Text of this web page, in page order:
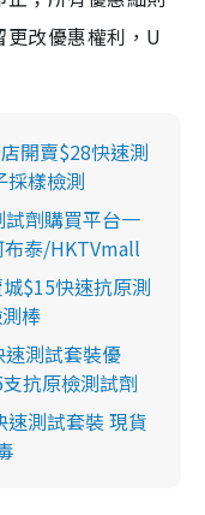
改優惠權利，U
開賣$28快速測
採樣檢測
試劑購買平台一
泰/HKTVmall
$15快速抗原測
棒
測試套裝優
抗原檢測試劑
速測試套裝 現貨